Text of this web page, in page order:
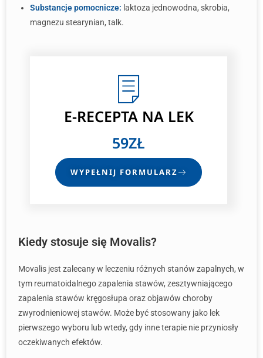
Substancje pomocnicze: laktoza jednowodna, skrobia,
magnezu stearynian, talk.
E-RECEPTANA LEK
59ZŁ
WYPEŁNIJ FORMULARZ
Kiedy stosuje się Movalis?
Movalis jest zalecany w leczeniu różnych stanów zapalnych, w
tym reumatoidalnego zapalenia stawów, zesztywniającego
zapalenia stawów kręgosłupa oraz objawów choroby
zwyrodnieniowej stawów. Może być stosowany jako lek
pierwszego wyboru lub wtedy, gdy inne terapie nie przyniosły
oczekiwanych efektów.